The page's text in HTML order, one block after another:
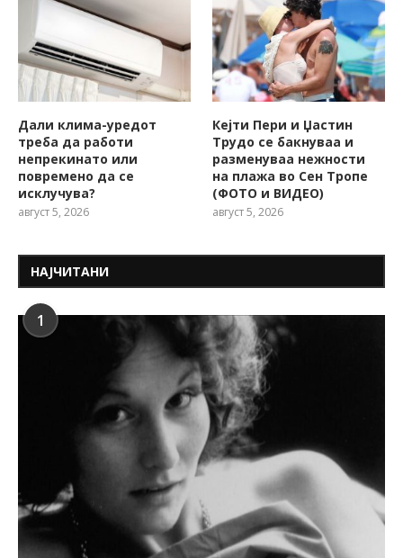
Дали клима-уредот
треба да работи
непрекинато или
повремено да се
исклучува?
август 5, 2026
Кејти Пери и Џастин
Трудо се бакнуваа и
разменуваа нежности
на плажа во Сен Тропе
(ФОТО и ВИДЕО)
август 5, 2026
НАЈЧИТАНИ
1